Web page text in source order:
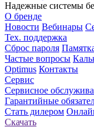
Надежные системы
О бренде
Новости Вебинары
Тех. поддержка
Сброс пароля
Частые вопросы
Optimus Контакты
Сервис
Сервисное
Гарантийные
Стать дилером
Скачать